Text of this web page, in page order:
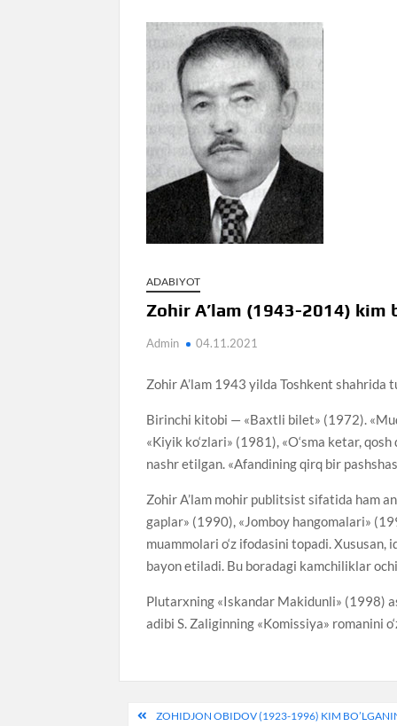
ADABIYOT
Zohir A’lam (1943-2014) kim
Admin 04.11.2021
Zohir A’lam 1943 yilda Toshkent
Birinchi kitobi — «Baxtli bilet» (1972).
«Kiyik ko‘zlari» (1981), «O‘sma ketar,
nashr etilgan. «Afandining qirq bir
Zohir A’lam mohir publitsist sifatida ham
gaplar» (1990), «Jomboy hangomalari»
muammolari o‘z ifodasini topadi.
bayon etiladi. Bu boradagi kamchiliklar
Plutarxning «Iskandar Makidunli» (1998)
adibi S. Zaliginning «Komissiya» romanini
PostZOHIDJON OBIDOV (1923-1996) KIM